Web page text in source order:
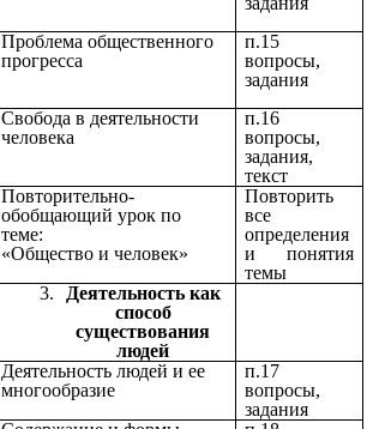
Проблема общественного
прогресса
п.15
вопросы,
задания
Свобода в деятельности
человека
п.16
вопросы,
задания,
текст
Повторительно-
обобщающий урок по
теме:
«Общество и человек»
Повторить
все
определения
и понятия
темы
Деятельность как
способ
существования
людей
Деятельность людей и ее
многообразие
п.17
вопросы,
задания